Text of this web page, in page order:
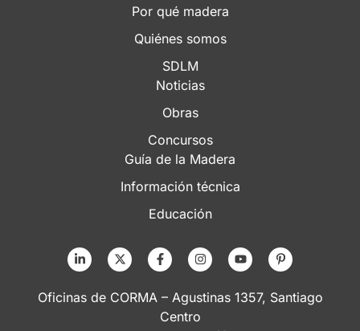
Por qué madera
Quiénes somos
SDLM
Noticias
Obras
Concursos
Guía de la Madera
Información técnica
Educación
Oficinas de CORMA – Agustinas 1357, Santiago
Centro